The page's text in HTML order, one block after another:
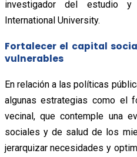
investigador del estudio
International University.
Fortalecer el capital
vulnerables
En relación a las políticas
algunas estrategias como el
vecinal, que contemple una
sociales y de salud de los
jerarquizar necesidades y